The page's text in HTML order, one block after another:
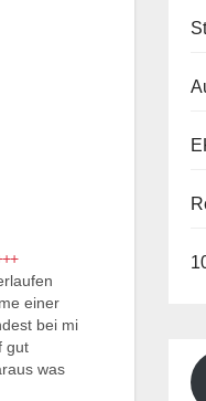
einer
bei mi
gut
was